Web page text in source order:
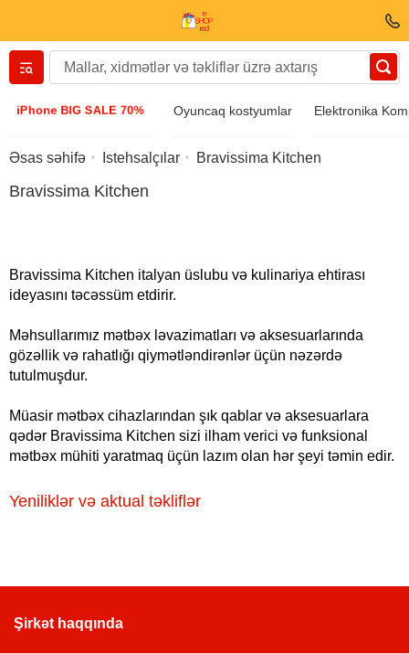
iPhone BIG SALE 70% Oyuncaq kostyumlar Elektronika
Вернуться назад
Aksesuarlar
Bizuteriya
Qol saatı
Əsas səhifə Istehsalçılar Bravissima Kitchen
Bravissima Kitchen
Bravissima Kitchen italyan üslubu və kulinariya ehtirası
ideyasını təcəssüm etdirir.
Məhsullarımız mətbəx ləvazimatları və aksesuarlarında
gözəllik və rahatlığı qiymətləndirənlər üçün nəzərdə
tutulmuşdur.
Müasir mətbəx cihazlarından şık qablar və aksesuarlara
qədər Bravissima Kitchen sizi ilham verici və funksional
mətbəx mühiti yaratmaq üçün lazım olan hər şeyi təmin edir.
Yeniliklər və aktual təkliflər
Şirkət haqqında